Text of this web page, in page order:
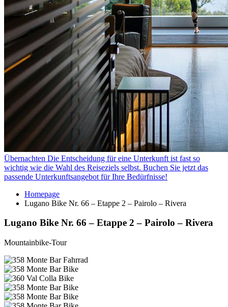
Übernachten Die Entscheidung für eine Unterkunft ist fast so
wichtig wie die Wahl des Reiseziels selbst. Buchen Sie jetzt das
passende Unterkunftsangebot für Ihre Bedürfnisse!
Homepage
Lugano Bike Nr. 66 – Etappe 2 – Pairolo – Rivera
Lugano Bike Nr. 66 – Etappe 2 – Pairolo – Rivera
Mountainbike-Tour